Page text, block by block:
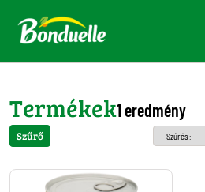
Termékek1 eredmény
Szűrő